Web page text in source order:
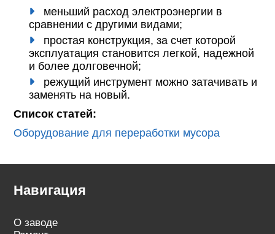
меньший расход электроэнергии в
сравнении с другими видами;
простая конструкция, за счет которой
эксплуатация становится легкой, надежной
и более долговечной;
режущий инструмент можно затачивать и
заменять на новый.
Список статей:
Оборудование для переработки мусора
Навигация
О заводе